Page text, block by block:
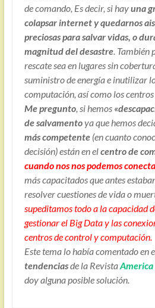
de comando, Es decir, si hayuna
colapsar internet y quedarnos
preciosas para salvar vidas, o
magnitud del desastre. También
rescate sea en lugares sin
suministro de energía e inutilizar
computación, así como los
Me pregunto, si hemos
de salvamentoya que hemos
más competente(en cuanto
decisión) están en elcentro de
cuando nos nos podemos
más capacitados que antes
resolver cuestiones de vida o
supeditamos todo a la capacidad
gestionar el Big Data y las
centros de control y computación.
Este tema lo había comentado en
tendenciasde la Revista
doy alguna posible solución.